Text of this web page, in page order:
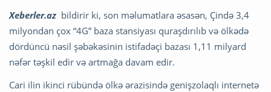
Xeberler.az bildirir ki, son məlumatlara əsasən, Çində 3,4
milyondan çox “4G” baza stansiyası quraşdırılıb və ölkədə
dördüncü nəsil şəbəkəsinin istifadəçi bazası 1,11 milyard
nəfər təşkil edir və artmağa davam edir.
Cari ilin ikinci rübündə ölkə ərazisində genişzolaqlı internetə